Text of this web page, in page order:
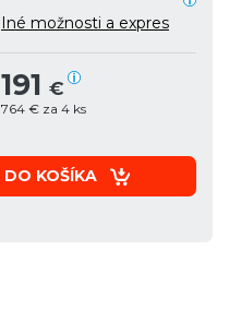
Iné možnosti a expres
191 €
764 € za 4 ks
DO KOŠÍKA